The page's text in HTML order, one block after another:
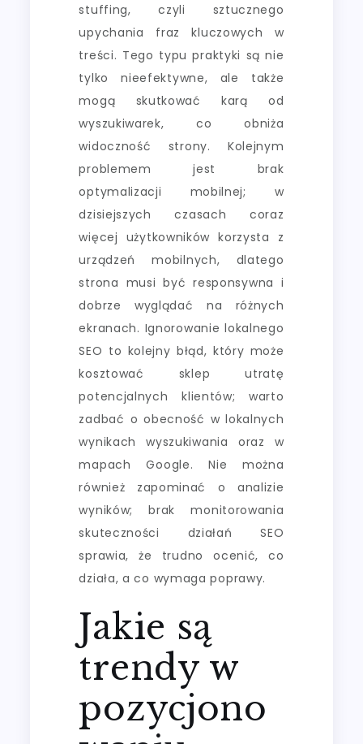
stuffing, czyli sztucznego
upychania fraz kluczowych w
treści. Tego typu praktyki są nie
tylko nieefektywne, ale także
mogą skutkować karą od
wyszukiwarek, co obniża
widoczność strony. Kolejnym
problemem jest brak
optymalizacji mobilnej; w
dzisiejszych czasach coraz
więcej użytkowników korzysta z
urządzeń mobilnych, dlatego
strona musi być responsywna i
dobrze wyglądać na różnych
ekranach. Ignorowanie lokalnego
SEO to kolejny błąd, który może
kosztować sklep utratę
potencjalnych klientów; warto
zadbać o obecność w lokalnych
wynikach wyszukiwania oraz w
mapach Google. Nie można
również zapominać o analizie
wyników; brak monitorowania
skuteczności działań SEO
sprawia, że trudno ocenić, co
działa, a co wymaga poprawy.
Jakie są
trendy w
pozycjono